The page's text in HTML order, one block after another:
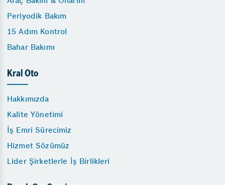
Periyodik Bakım
15 Adım Kontrol
Bahar Bakımı
Kral Oto
Hakkımızda
Kalite Yönetimi
İş Emri Sürecimiz
Hizmet Sözümüz
Lider Şirketlerle İş Birlikleri